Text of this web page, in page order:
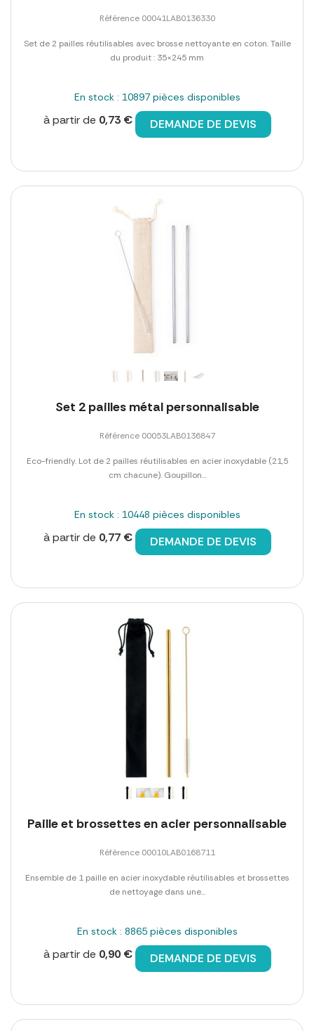
Référence 00041LAB0136330
Set de 2 pailles réutilisables avec brosse nettoyante en coton. Taille
du produit : 35×245 mm
En stock : 10897 pièces disponibles
à partir de 0,73 € DEMANDE DE DEVIS
Set 2 pailles métal personnalisable
Référence 00053LAB0136847
Eco-friendly. Lot de 2 pailles réutilisables en acier inoxydable (21,5
cm chacune). Goupillon...
En stock : 10448 pièces disponibles
à partir de 0,77 € DEMANDE DE DEVIS
Paille et brossettes en acier personnalisable
Référence 00010LAB0168711
Ensemble de 1 paille en acier inoxydable réutilisables et brossettes
de nettoyage dans une...
En stock : 8865 pièces disponibles
à partir de 0,90 € DEMANDE DE DEVIS